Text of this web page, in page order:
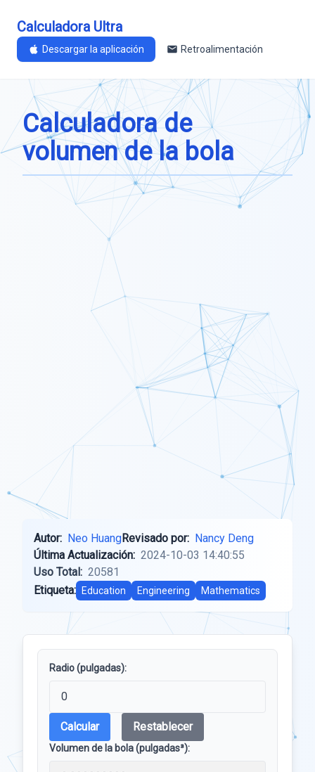
Calculadora Ultra
Descargar la aplicación Retroalimentación
Calculadora de
volumen de la bola
Autor: Neo HuangRevisado por: Nancy Deng
Última Actualización: 2024-10-03 14:40:55
Uso Total: 20581
Etiqueta:
Education Engineering Mathematics
Radio (pulgadas):
Calcular Restablecer
Volumen de la bola (pulgadas³):